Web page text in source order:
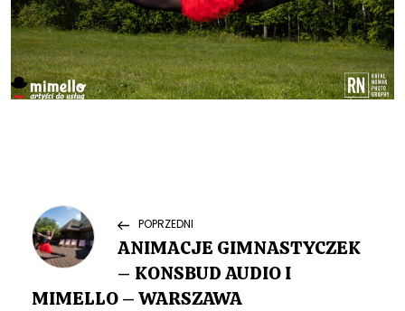
N
a
Previous
Post
POPRZEDNI
ANIMACJE GIMNASTYCZEK
– KONSBUD AUDIO I
MIMELLO – WARSZAWA